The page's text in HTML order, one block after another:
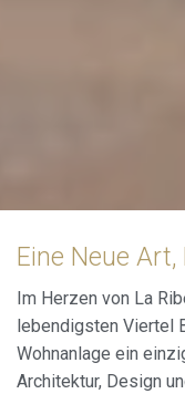
Eine Neue
Im Herzen von La
lebendigsten Viertel
Wohnanlage ein
Architektur, Design